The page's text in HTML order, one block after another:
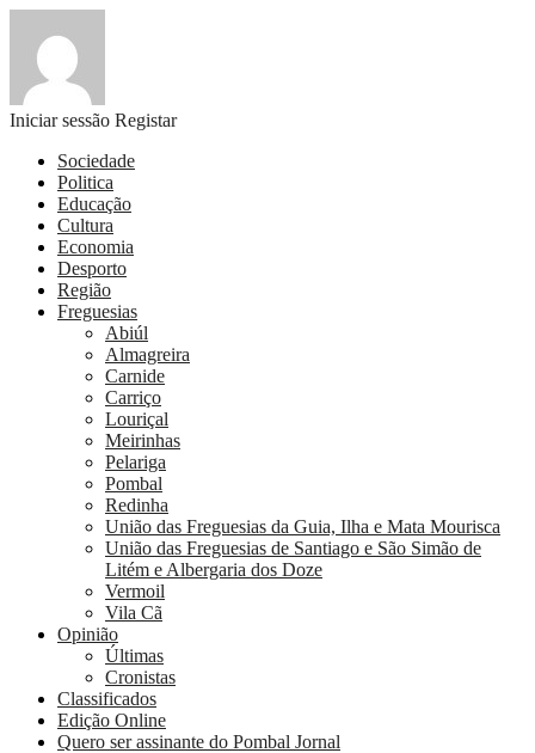
Iniciar sessão Registar
Sociedade
Politica
Educação
Cultura
Economia
Desporto
Região
Freguesias
Abiúl
Almagreira
Carnide
Carriço
Louriçal
Meirinhas
Pelariga
Pombal
Redinha
União das Freguesias da Guia, Ilha e Mata Mourisca
União das Freguesias de Santiago e São Simão de
Litém e Albergaria dos Doze
Vermoil
Vila Cã
Opinião
Últimas
Cronistas
Classificados
Edição Online
Quero ser assinante do Pombal Jornal